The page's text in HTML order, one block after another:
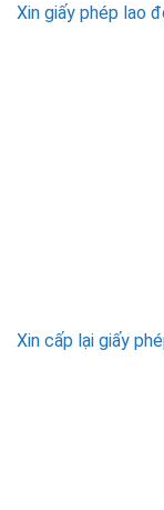
Xin giấy phép lao
Xin cấp lại giấy